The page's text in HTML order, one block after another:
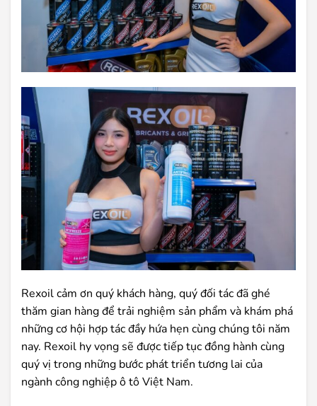
Rexoil cảm ơn quý khách hàng, quý đối tác đã ghé
thăm gian hàng để trải nghiệm sản phẩm và khám phá
những cơ hội hợp tác đầy hứa hẹn cùng chúng tôi năm
nay. Rexoil hy vọng sẽ được tiếp tục đồng hành cùng
quý vị trong những bước phát triển tương lai của
ngành công nghiệp ô tô Việt Nam.